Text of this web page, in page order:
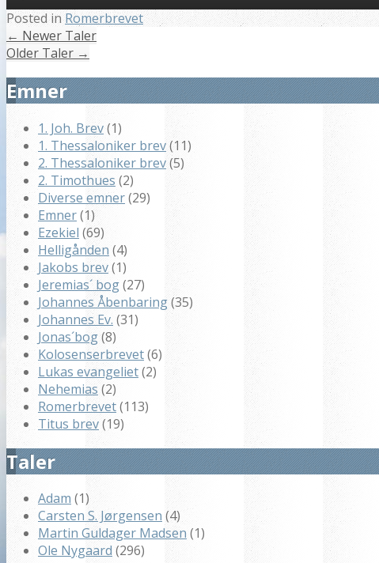
Posted inRomerbrevet
← Newer Taler
Older Taler →
Emner
1. Joh. Brev(1)
1. Thessaloniker brev(11)
2. Thessaloniker brev(5)
2. Timothues (2)
Diverse emner(29)
Emner(1)
Ezekiel (69)
Helligånden (4)
Jakobs brev(1)
Jeremias´ bog(27)
Johannes Åbenbaring(35)
Johannes Ev. (31)
Jonas´bog(8)
Kolosenserbrevet(6)
Lukas evangeliet(2)
Nehemias (2)
Romerbrevet(113)
Titus brev(19)
Taler
Adam (1)
Carsten S. Jørgensen (4)
Martin Guldager Madsen (1)
Ole Nygaard (296)